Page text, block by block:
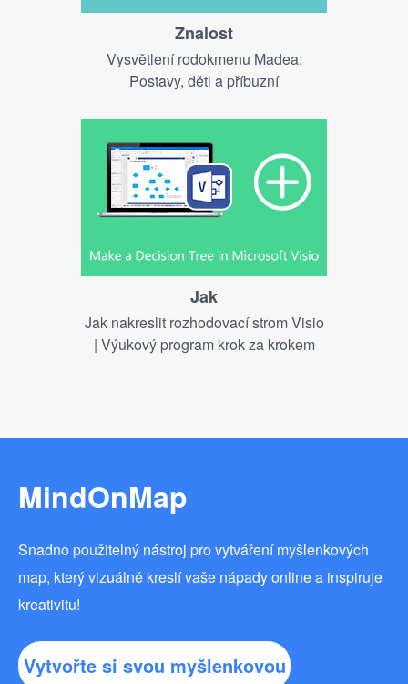
Znalost
Vysvětlení rodokmenu Madea:
Postavy, děti a příbuzní
Jak
Jak nakreslit rozhodovací strom Visio
| Výukový program krok za krokem
MindOnMap
Snadno použitelný nástroj pro vytváření myšlenkových
map, který vizuálně kreslí vaše nápady online a inspiruje
kreativitu!
Vytvořte si svou myšlenkovou